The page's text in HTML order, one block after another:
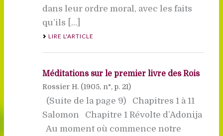
dans leur ordre moral, avec les faits
qu’ils [...]
LIRE L'ARTICLE
Méditations sur le premier livre des Rois
Rossier H. (1905, n°, p. 21)
(Suite de la page 9) Chapitres 1 à 11
Salomon Chapitre 1 Révolte d’Adonija
Au moment où commence notre